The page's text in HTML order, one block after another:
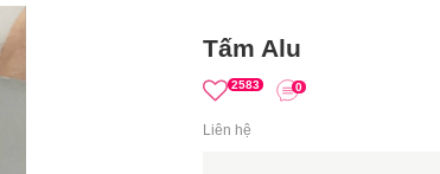
Tấm Alu
2583 0
Liên hệ